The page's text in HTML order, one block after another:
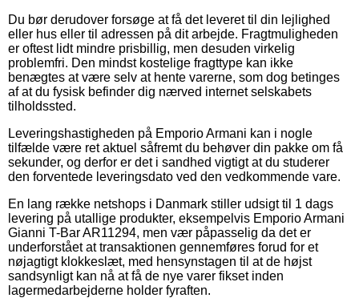
Du bør derudover forsøge at få det leveret til din lejlighed
eller hus eller til adressen på dit arbejde. Fragtmuligheden
er oftest lidt mindre prisbillig, men desuden virkelig
problemfri. Den mindst kostelige fragttype kan ikke
benægtes at være selv at hente varerne, som dog betinges
af at du fysisk befinder dig nærved internet selskabets
tilholdssted.
Leveringshastigheden på Emporio Armani kan i nogle
tilfælde være ret aktuel såfremt du behøver din pakke om få
sekunder, og derfor er det i sandhed vigtigt at du studerer
den forventede leveringsdato ved den vedkommende vare.
En lang række netshops i Danmark stiller udsigt til 1 dags
levering på utallige produkter, eksempelvis Emporio Armani
Gianni T-Bar AR11294, men vær påpasselig da det er
underforstået at transaktionen gennemføres forud for et
nøjagtigt klokkeslæt, med hensynstagen til at de højst
sandsynligt kan nå at få de nye varer fikset inden
lagermedarbejderne holder fyraften.